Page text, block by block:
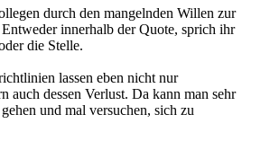
durch den mangelnden Willen zur
innerhalb der Quote, sprich ihr
die Stelle.
lassen eben nicht nur
auch dessen Verlust. Da kann man sehr
und mal versuchen, sich zu